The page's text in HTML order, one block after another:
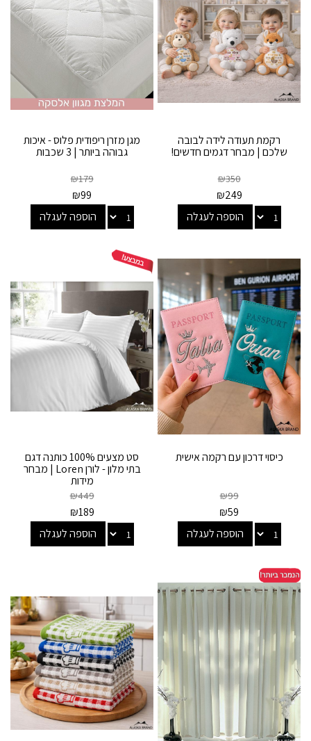
רקמת תעודה לידה לבובה
שלכם | מבחר דגמים חדשים!
₪350
₪249
הוספה לעגלה
מגן מזרן ריפודית פלוס - איכות
גבוהה ביותר | 3 שכבות
₪179
₪99
הוספה לעגלה
כיסוי דרכון עם רקמה אישית
₪99
₪59
הוספה לעגלה
סט מצעים 100% כותנה דגם
בתי מלון - לורן Loren | מבחר
מידות
₪449
₪189
הוספה לעגלה